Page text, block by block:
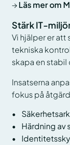
→Läs mer om
Stärk IT-
Vi hjälper er
tekniska
skapa en
Insatserna
fokus på
Härdning av